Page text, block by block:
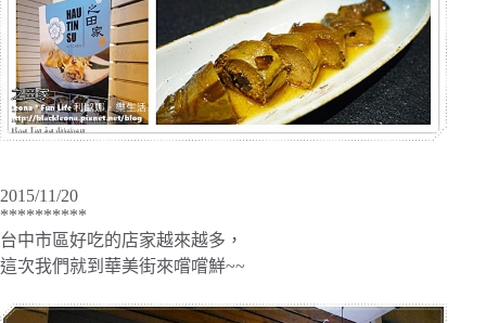
2015/11/20
**********
台中市區好吃的店家越來越多，
這次我們就到華美街來嚐嚐鮮~~